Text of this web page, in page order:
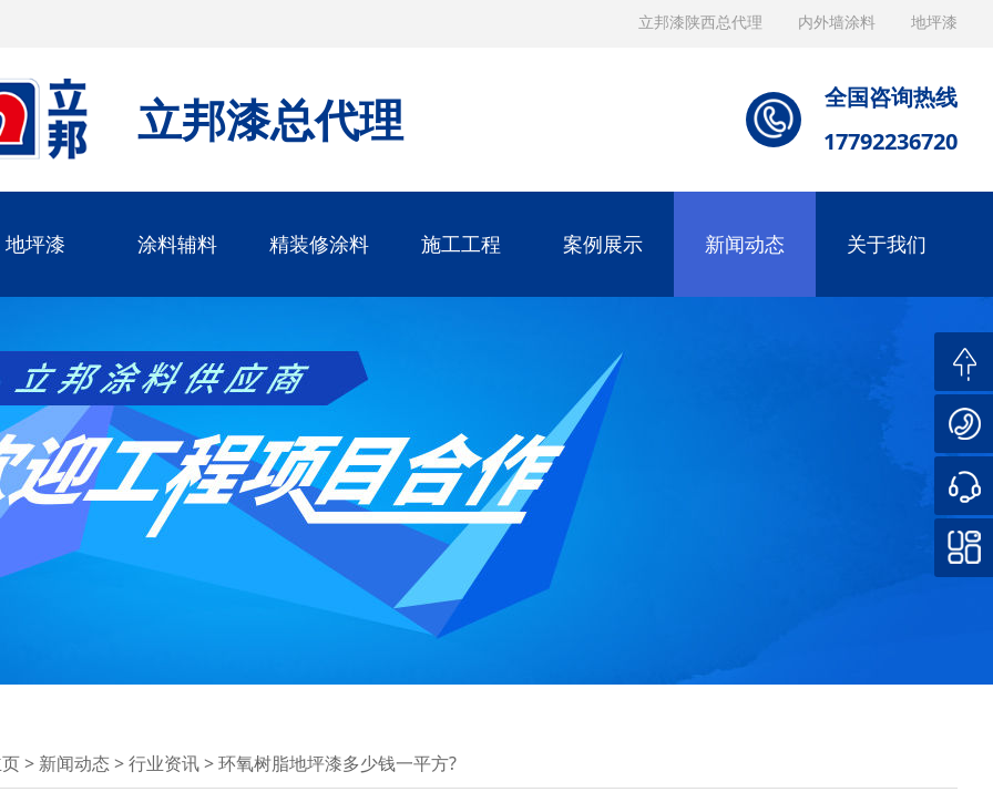
立邦漆陕西总代理 内外墙涂料 地坪漆
立邦漆总代理
全国咨询热线
17792236720
地坪漆 涂料辅料 精装修涂料 施工工程 案例展示 新闻动态 关于我们
> 新闻动态>行业资讯> 环氧树脂地坪漆多少钱一平方?